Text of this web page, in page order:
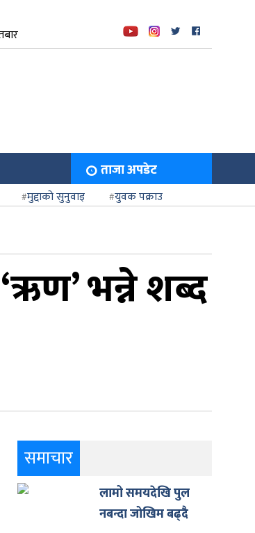
ताजा अपडेट
मुद्दाको सुनुवाइ
युवक पक्राउ
भन्ने शब्द
समाचार
लामो समयदेखि पुल
नबन्दा जोखिम बढ्दै